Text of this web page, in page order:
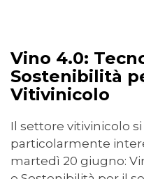
15/06/2023
Vino 4.0:
Sostenibilità
Vitivinicolo
Il settore vitivinicolo
particolarmente
martedì 20 giugno: